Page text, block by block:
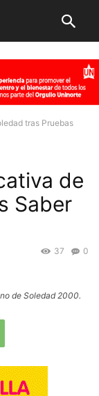
tras Pruebas
de
Saber
0
37
de Soledad 2000.